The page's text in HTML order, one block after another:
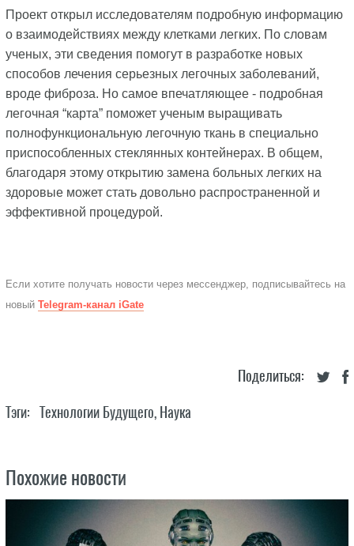
Проект открыл исследователям подробную информацию
о взаимодействиях между клетками легких. По словам
ученых, эти сведения помогут в разработке новых
способов лечения серьезных легочных заболеваний,
вроде фиброза. Но самое впечатляющее - подробная
легочная “карта” поможет ученым выращивать
полнофункциональную легочную ткань в специально
приспособленных стеклянных контейнерах. В общем,
благодаря этому открытию замена больных легких на
здоровые может стать довольно распространенной и
эффективной процедурой.
Если хотите получать новости через мессенджер, подписывайтесь на
новый Telegram-канал iGate
Поделиться:
Тэги: Технологии Будущего, Наука
Похожие новости